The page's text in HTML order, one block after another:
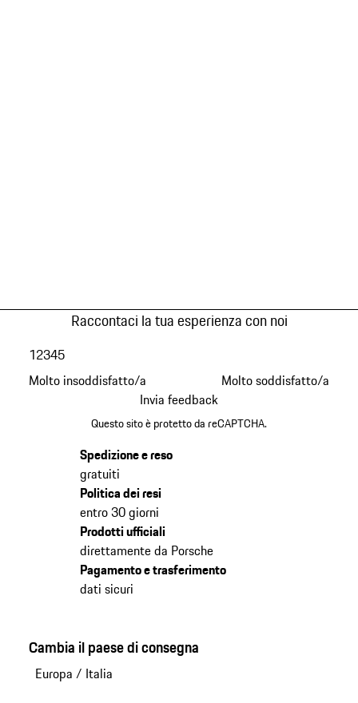
Raccontaci la tua esperienza con noi
Molto insoddisfatto/a
12345
Molto soddisfatto/a
Invia feedback
Questo sito è protetto da reCAPTCHA.
Spedizione e reso
gratuiti
Politica dei resi
entro 30 giorni
Prodotti ufficiali
direttamente da Porsche
Pagamento e trasferimento
dati sicuri
Cambia il paese di consegna
Europa / Italia